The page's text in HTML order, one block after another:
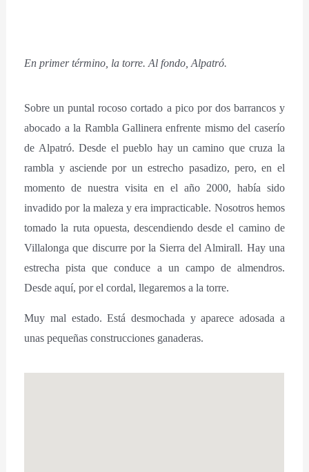
En primer término, la torre. Al fondo, Alpatró.
Sobre un puntal rocoso cortado a pico por dos barrancos y
abocado a la Rambla Gallinera enfrente mismo del caserío
de Alpatró. Desde el pueblo hay un camino que cruza la
rambla y asciende por un estrecho pasadizo, pero, en el
momento de nuestra visita en el año 2000, había sido
invadido por la maleza y era impracticable. Nosotros hemos
tomado la ruta opuesta, descendiendo desde el camino de
Villalonga que discurre por la Sierra del Almirall. Hay una
estrecha pista que conduce a un campo de almendros.
Desde aquí, por el cordal, llegaremos a la torre.
Muy mal estado. Está desmochada y aparece adosada a
unas pequeñas construcciones ganaderas.